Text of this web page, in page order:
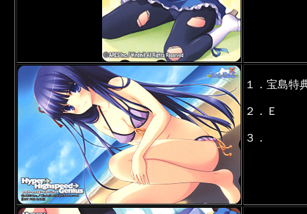
１．宝島特
２．Ｅ
３．